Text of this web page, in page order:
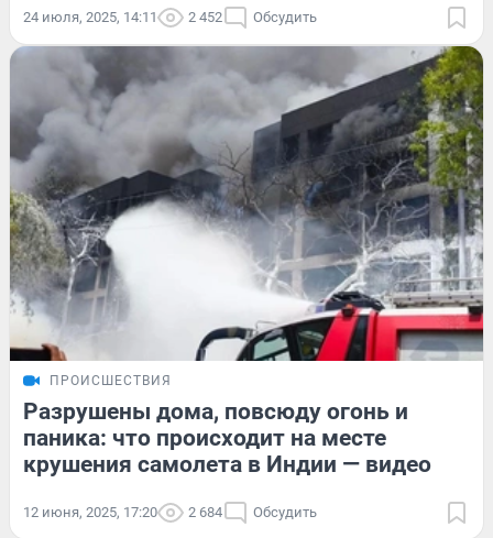
24 июля, 2025, 14:11 2 452 Обсудить
ПРОИСШЕСТВИЯ
Разрушены дома, повсюду огонь и
паника: что происходит на месте
крушения самолета в Индии — видео
12 июня, 2025, 17:20 2 684 Обсудить